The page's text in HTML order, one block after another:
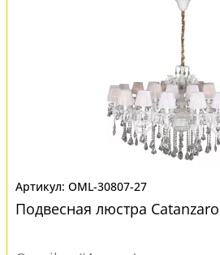
OML-30807-27
Подвесная люстра